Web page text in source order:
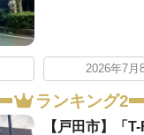
2026年7月
ランキング2
【戸田市】「